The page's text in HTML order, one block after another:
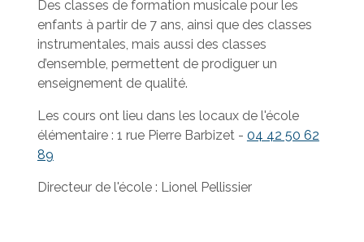
Des classes de formation musicale pour les
enfants à partir de 7 ans, ainsi que des classes
instrumentales, mais aussi des classes
d’ensemble, permettent de prodiguer un
enseignement de qualité.
Les cours ont lieu dans les locaux de l'école
élémentaire : 1 rue Pierre Barbizet - 04 42 50 62
89
Directeur de l'école : Lionel Pellissier